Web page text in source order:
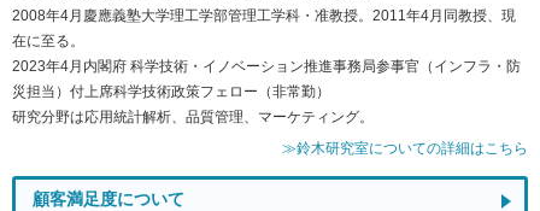
2008年4月慶應義塾大学理工学部管理工学科・准教授。2011年4月同教授、現
在に至る。
2023年4月内閣府 科学技術・イノベーション推進事務局参事官（インフラ・防
災担当）付上席科学技術政策フェロー（非常勤）
研究分野は応用統計解析、品質管理、マーケティング。
≫鈴木研究室についての詳細はこちら
顧客満足度について